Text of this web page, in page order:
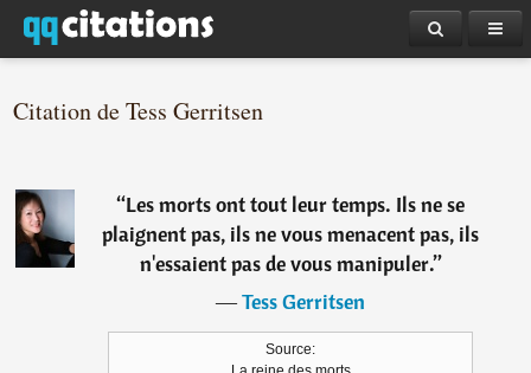
Citation de Tess Gerritsen
“Les morts ont tout leur temps. Ils ne se
plaignent pas, ils ne vous menacent pas, ils
n'essaient pas de vous manipuler.”
―Tess Gerritsen
Source: